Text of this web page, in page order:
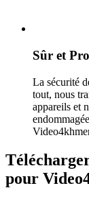
Sûr et
La sécurité
tout, nous
appareils et
pour